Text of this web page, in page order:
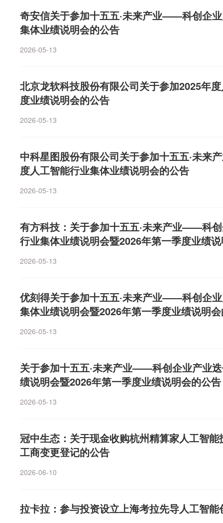
身智能领域具备领先的通用机器人研发经验、产品体系及
索在开展具身智能相关业务或应用探索时，在同等条件下
作。深度求索凭借全球顶尖的研发团队与技术积累，在AI
续加大具身大模型相关研发投入与应用开发，未来在开
合开发时，在同等条件下，优先选择与深度求索在相关模
开展业务合作；同时，深度求索也将为宇树科技提供具有
案，包括但不限于根据需求及业务开展情况在模型架构
的”、“国内六氟化钨头部企业有望在本轮产业链景气爆发
至目前，公司高纯六氟化钨尚未签署新的任何具有法律约
材料价格上涨影响，公司原材料采购成本也随之增加，对
实内容，公司提醒广大投资者以正式公告为准。（证券时
奇安信关于参加十五五·未来产业——科创企
集体业绩说明会的公告
2026-05-13
北京龙软科技股份有限公司关于参加2025年
度业绩说明会的公告
2026-05-13
中科星图股份有限公司关于参加十五五·未
度人工智能行业集体业绩说明会的公告
2026-05-13
有方科技：关于参加十五五·未来产业——科
行业集体业绩说明会暨2026年第一季度业绩
2026-05-13
优刻得关于参加十五五·未来产业——科创企
集体业绩说明会暨2026年第一季度业绩说明
2026-05-13
关于参加十五五·未来产业——科创企业产业
绩说明会暨2026年第一季度业绩说明会的公告
2026-05-13
冠中生态：关于现金收购杭州精算家人工智
工商变更登记的公告
2026-06-10
拉卡拉：参与投资设立上海考拉先导人工智